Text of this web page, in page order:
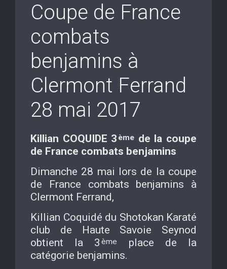
Coupe de France
combats
benjamins à
Clermont Ferrand
28 mai 2017
Killian COQUIDE 3 ème de la coupe
de France combats benjamins
Dimanche 28 mai lors de la coupe
de France combats benjamins à
Clermont Ferrand,
Killian Coquidé du Shotokan Karaté
club de Haute Savoie Seynod
obtient la 3 ème
place de la
catégorie benjamins.